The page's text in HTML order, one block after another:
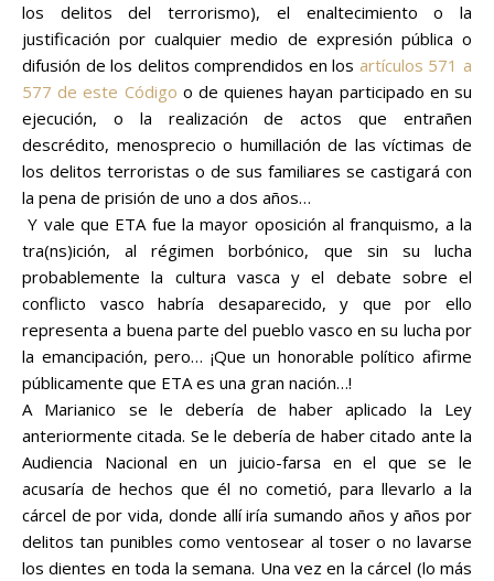
los delitos del terrorismo), el enaltecimiento o la
justificación por cualquier medio de expresión pública o
difusión de los delitos comprendidos en los artículos 571 a
577 de este Código o de quienes hayan participado en su
ejecución, o la realización de actos que entrañen
descrédito, menosprecio o humillación de las víctimas de
los delitos terroristas o de sus familiares se castigará con
la pena de prisión de uno a dos años…
Y vale que ETA fue la mayor oposición al franquismo, a la
tra(ns)ición, al régimen borbónico, que sin su lucha
probablemente la cultura vasca y el debate sobre el
conflicto vasco habría desaparecido, y que por ello
representa a buena parte del pueblo vasco en su lucha por
la emancipación, pero… ¡Que un honorable político afirme
públicamente que ETA es una gran nación…!
A Marianico se le debería de haber aplicado la Ley
anteriormente citada. Se le debería de haber citado ante la
Audiencia Nacional en un juicio-farsa en el que se le
acusaría de hechos que él no cometió, para llevarlo a la
cárcel de por vida, donde allí iría sumando años y años por
delitos tan punibles como ventosear al toser o no lavarse
los dientes en toda la semana. Una vez en la cárcel (lo más